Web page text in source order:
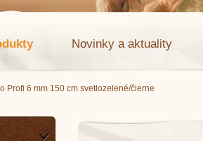
Novinky a aktuality
Profi 6 mm 150 cm svetlozelené/čierne